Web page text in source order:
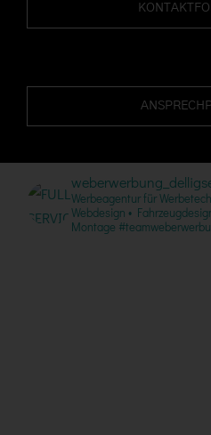
Werbeagentur für
Webdesign •
Montage